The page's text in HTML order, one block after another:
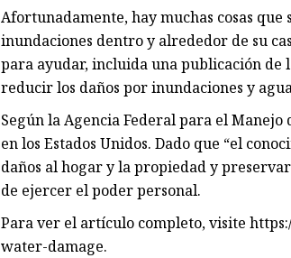
Afortunadamente, hay muchas cosas
inundaciones dentro y alrededor de su
para ayudar, incluida una publicación de
reducir los daños por inundaciones y
Según la Agencia Federal para el
en los Estados Unidos. Dado que “el
daños al hogar y la propiedad y
de ejercer el poder personal.
Para ver el artículo completo, visite
water-damage.